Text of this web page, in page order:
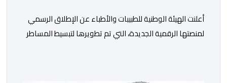
أعلنت الهيئة الوطنية للطبيبات والأطباء عن الإطلاق الرسمي
لمنصتها الرقمية الجديدة، التي تم تطويرها لتبسيط المساطر
للهيئة إلى جانب الهيئة الوطنية. وذكر بلاغ للهيئة أن هذه